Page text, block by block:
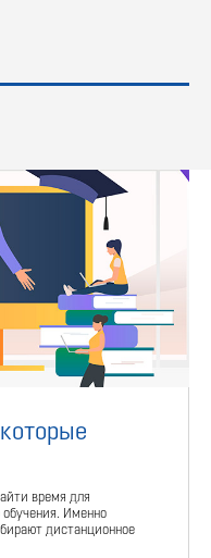
время для
Именно
дистанционное